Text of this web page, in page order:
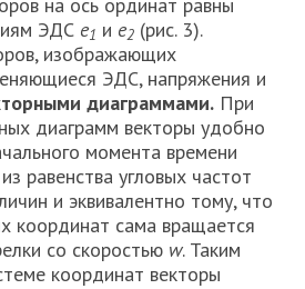
ЭДС е1 и е2 (рис. 3).
изображающих
ЭДС, напряжения и
диаграммами. При
диаграмм векторы удобно
момента времени
равенства угловых частот
и эквивалентно тому, что
координат сама вращается
со скоростью w. Таким
координат векторы